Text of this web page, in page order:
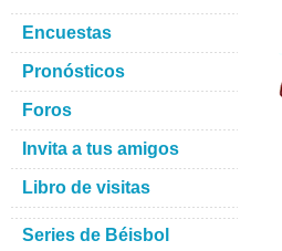
Encuestas
Pronósticos
Foros
Invita a tus amigos
Libro de visitas
Series de Béisbol